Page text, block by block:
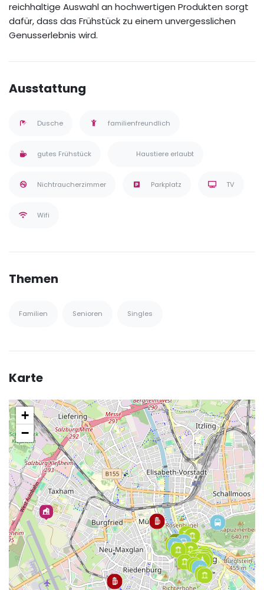
reichhaltige Auswahl an hochwertigen Produkten sorgt
dafür, dass das Frühstück zu einem unvergesslichen
Genusserlebnis wird.
Ausstattung
Dusche familienfreundlich
gutes Frühstück Haustiere erlaubt
Nichtraucherzimmer Parkplatz TV
Wifi
Themen
Familien Senioren Singles
Karte
+
−